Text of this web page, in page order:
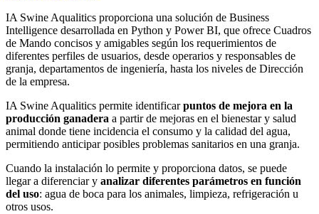
IA Swine Aqualitics proporciona una solución de Business
Intelligence desarrollada en Python y Power BI, que ofrece Cuadros
de Mando concisos y amigables según los requerimientos de
diferentes perfiles de usuarios, desde operarios y responsables de
granja, departamentos de ingeniería, hasta los niveles de Dirección
de la empresa.
IA Swine Aqualitics permite identificarpuntos de mejora en la
producción ganadera a partir de mejoras en el bienestar y salud
animal donde tiene incidencia el consumo y la calidad del agua,
permitiendo anticipar posibles problemas sanitarios en una granja.
Cuando la instalación lo permite y proporciona datos, se puede
llegar a diferenciar y analizar diferentes parámetros en función
del uso: agua de boca para los animales, limpieza, refrigeración u
otros usos.